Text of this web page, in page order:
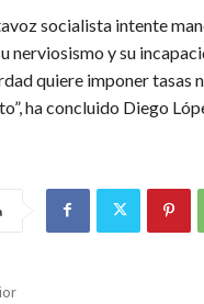
socialista intente
nerviosismo y su
quiere imponer tasas
ha concluido Diego